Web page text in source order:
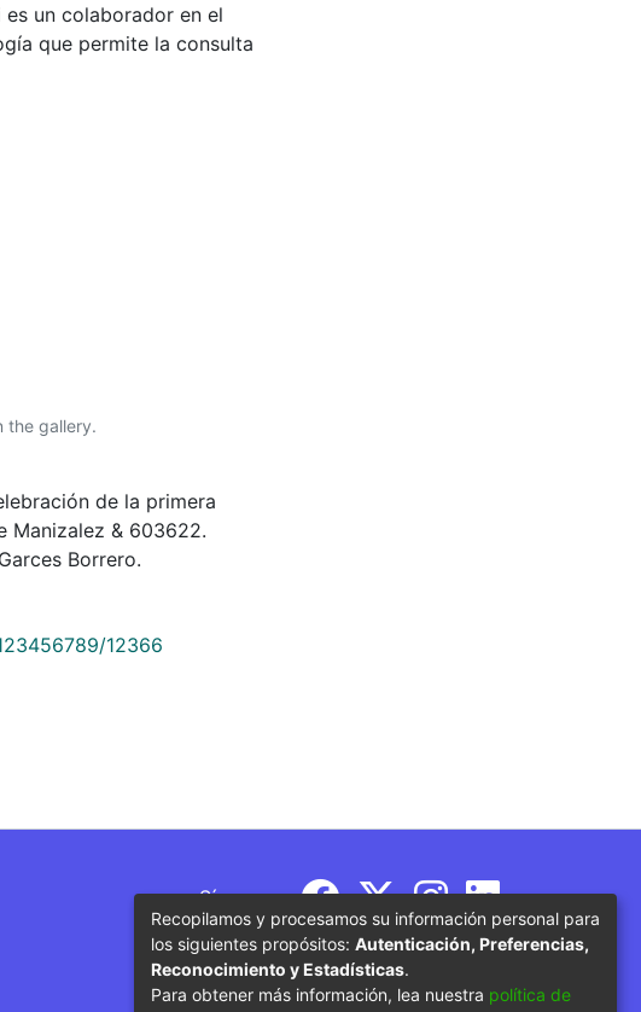
un colaborador en el
que permite la consulta
the gallery.
de la primera
Manizalez & 603622.
Borrero.
12366
Síguenos
Recopilamos y procesamos su información personal para
los siguientes propósitos: Autenticación, Preferencias,
Reconocimiento y Estadísticas.
Para obtener más información, lea nuestra política de